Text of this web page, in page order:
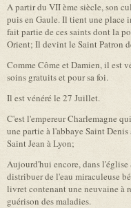
A partir du VII ème siècle, son
puis en Gaule. Il tient une place
fait partie de ces saints dont la
Orient; Il devint le Saint Patron
Comme Côme et Damien, il est
soins gratuits et pour sa foi.
Il est vénéré le 27 Juillet.
C'est l'empereur Charlemagne
une partie à l'abbaye Saint
Saint Jean à Lyon;
Aujourd'hui encore, dans
distribuer de l'eau miraculeuse
livret contenant une neuvaine à
guérison des maladies.